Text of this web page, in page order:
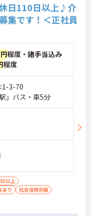
休日110日以上♪介
集です！＜正社員
程度・諸手当込み
程度
1-3-70
」バス・車5分
以上
あり
社会保険完備